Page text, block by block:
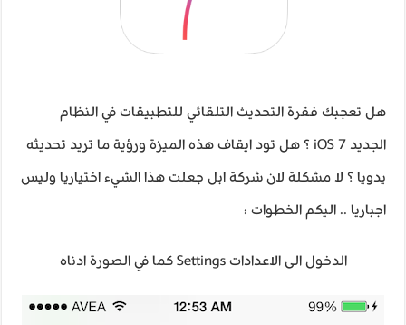
هل تعجبك فقرة التحديث التلقائي للتطبيقات في النظام
الجديد iOS 7 ؟ هل تود ايقاف هذه الميزة ورؤية ما تريد تحديثه
يدويا ؟ لا مشكلة لان شركة ابل جعلت هذا الشيء اختياريا وليس
اجباريا .. اليكم الخطوات :
الدخول الى الاعدادات Settings كما في الصورة ادناه